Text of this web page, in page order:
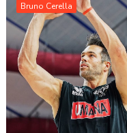
Bruno Cerella